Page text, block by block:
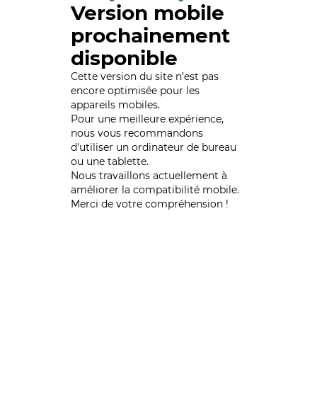
Version mobile
prochainement
disponible
Cette version du site n’est pas
encore optimisée pour les
appareils mobiles.
Pour une meilleure expérience,
nous vous recommandons
d'utiliser un ordinateur de bureau
ou une tablette.
Nous travaillons actuellement à
améliorer la compatibilité mobile.
Merci de votre compréhension !